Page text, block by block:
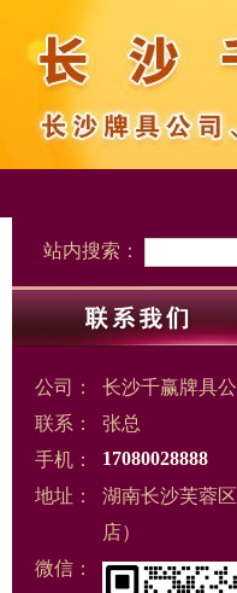
站内搜索：
公司：
长沙千赢牌具
联系：
张总
手机：
17080028888
地址：
湖南长沙芙蓉
店）
微信：